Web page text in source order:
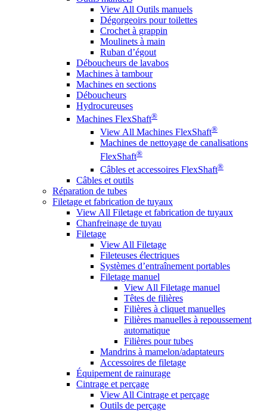
View All Outils manuels
Dégorgeoirs pour toilettes
Crochet à grappin
Moulinets à main
Ruban d’égout
Déboucheurs de lavabos
Machines à tambour
Machines en sections
Déboucheurs
Hydrocureuses
Machines FlexShaft®
View All Machines FlexShaft®
Machines de nettoyage de canalisations
FlexShaft®
Câbles et accessoires FlexShaft®
Câbles et outils
Réparation de tubes
Filetage et fabrication de tuyaux
View All Filetage et fabrication de tuyaux
Chanfreinage de tuyau
Filetage
View All Filetage
Fileteuses électriques
Systèmes d’entraînement portables
Filetage manuel
View All Filetage manuel
Têtes de filières
Filières à cliquet manuelles
Filières manuelles à repoussement
automatique
Filières pour tubes
Mandrins à mamelon/adaptateurs
Accessoires de filetage
Équipement de rainurage
Cintrage et perçage
View All Cintrage et perçage
Outils de perçage